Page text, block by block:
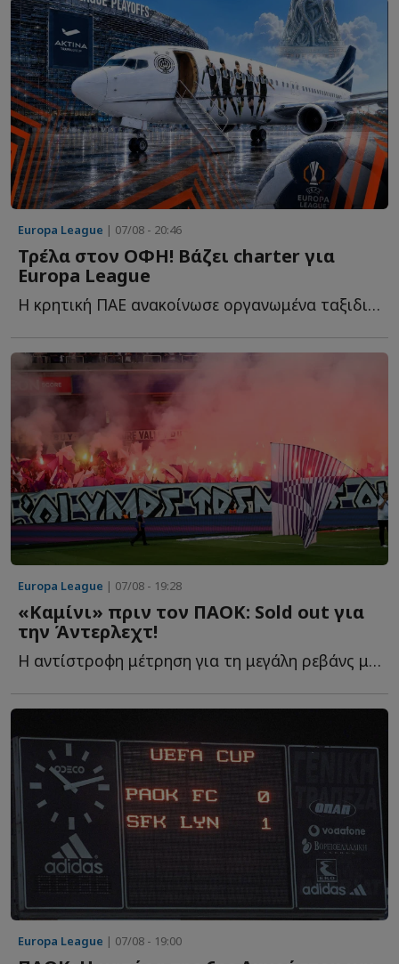
Europa League | 07/08 - 20:46
Τρέλα στον ΟΦΗ! Βάζει charter για
Europa League
Η κρητική ΠΑΕ ανακοίνωσε οργανωμένα ταξιδιωτικά πακέτα μ...
Europa League | 07/08 - 19:28
«Καμίνι» πριν τον ΠΑΟΚ: Sold out για
την Άντερλεχτ!
Η αντίστροφη μέτρηση για τη μεγάλη ρεβάνς με τον ΠΑΟΚ έ...
Europa League | 07/08 - 19:00